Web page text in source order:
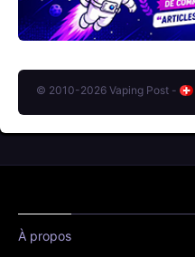
© 2010-2026 Vaping Post -
À propos